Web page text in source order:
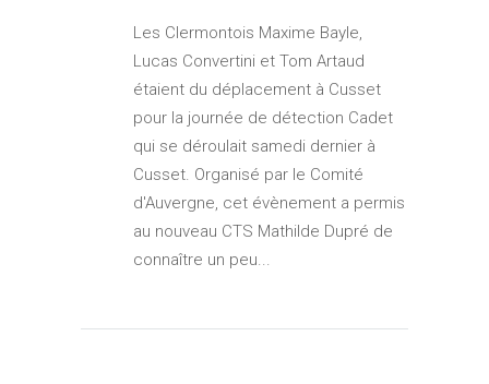
Les Clermontois Maxime Bayle,
Lucas Convertini et Tom Artaud
étaient du déplacement à Cusset
pour la journée de détection Cadet
qui se déroulait samedi dernier à
Cusset. Organisé par le Comité
d'Auvergne, cet évènement a permis
au nouveau CTS Mathilde Dupré de
connaître un peu...